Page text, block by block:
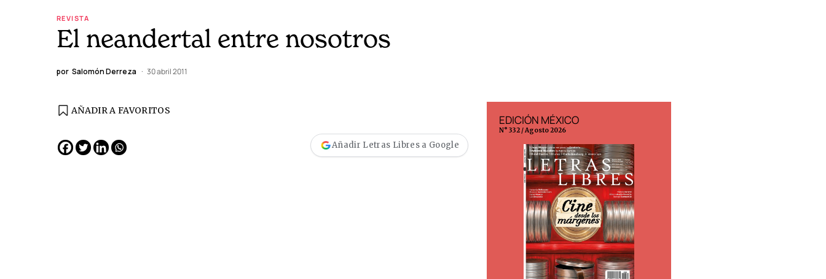
REVISTA
El neandertal entre nosotros
por Salomón Derreza 30 abril 2011
AÑADIR A FAVORITOS
Añadir Letras Libres a Google
EDICIÓN MÉXICO
N° 332 / Agosto 2026